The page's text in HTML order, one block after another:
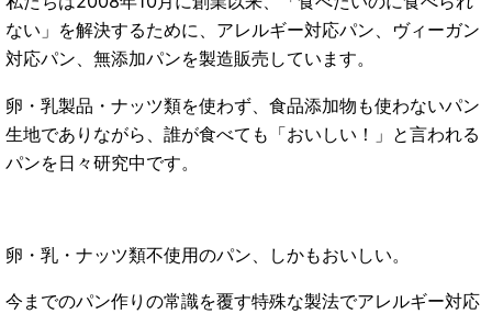
ない」を解決するために、アレルギー対応パン、ヴィーガン
対応パン、無添加パンを製造販売しています。
卵・乳製品・ナッツ類を使わず、食品添加物も使わないパン
生地でありながら、誰が食べても「おいしい！」と言われる
パンを日々研究中です。
卵・乳・ナッツ類不使用のパン、しかもおいしい。
今までのパン作りの常識を覆す特殊な製法でアレルギー対応